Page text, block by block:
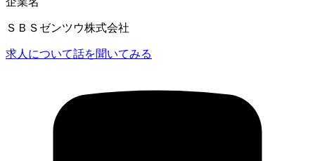
ＳＢＳゼンツウ株式会社
求人について話を聞いてみる